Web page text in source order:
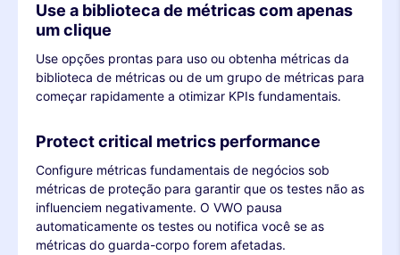
Use a biblioteca de métricas com apenas
um clique
Use opções prontas para uso ou obtenha métricas da
biblioteca de métricas ou de um grupo de métricas para
começar rapidamente a otimizar KPIs fundamentais.
Protect critical metrics performance
Configure métricas fundamentais de negócios sob
métricas de proteção para garantir que os testes não as
influenciem negativamente. O VWO pausa
automaticamente os testes ou notifica você se as
métricas do guarda-corpo forem afetadas.